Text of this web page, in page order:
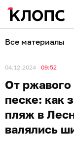
Все материалы
04.12.2024 09:52
От ржавого
песке: как
пляж в
валялись